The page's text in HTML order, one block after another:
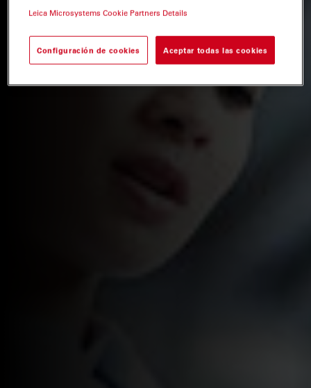
Leica Microsystems Cookie Partners Details
Configuración de cookies Aceptar todas las cookies